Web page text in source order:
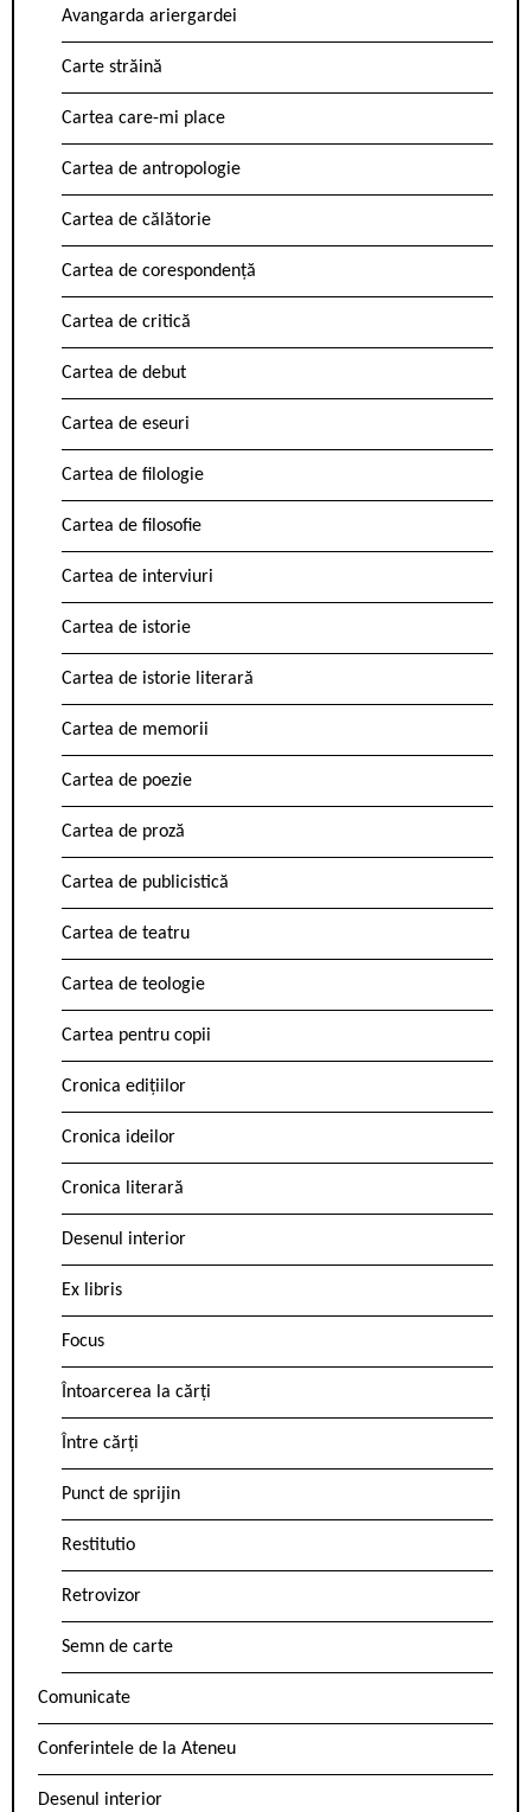
Avangarda ariergardei
Carte străină
Cartea care-mi place
Cartea de antropologie
Cartea de călătorie
Cartea de corespondență
Cartea de critică
Cartea de debut
Cartea de eseuri
Cartea de filologie
Cartea de filosofie
Cartea de interviuri
Cartea de istorie
Cartea de istorie literară
Cartea de memorii
Cartea de poezie
Cartea de proză
Cartea de publicistică
Cartea de teatru
Cartea de teologie
Cartea pentru copii
Cronica edițiilor
Cronica ideilor
Cronica literară
Desenul interior
Ex libris
Focus
Întoarcerea la cărți
Între cărți
Punct de sprijin
Restitutio
Retrovizor
Semn de carte
Comunicate
Conferintele de la Ateneu
Desenul interior